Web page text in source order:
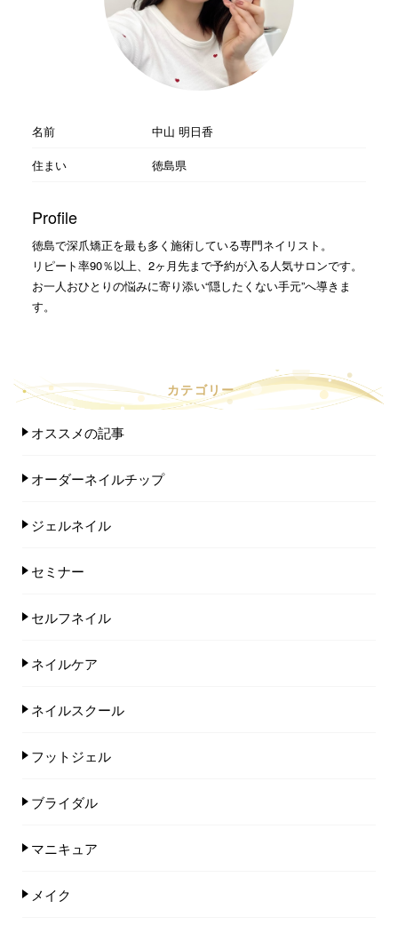
名前
中山 明日香
住まい
徳島県
Profile
徳島で深爪矯正を最も多く施術している専門ネイリスト。
リピート率90％以上、2ヶ月先まで予約が入る人気サロンです。
お一人おひとりの悩みに寄り添い“隠したくない手元”へ導きま
す。
カテゴリー
オススメの記事
オーダーネイルチップ
ジェルネイル
セミナー
セルフネイル
ネイルケア
ネイルスクール
フットジェル
ブライダル
マニキュア
メイク